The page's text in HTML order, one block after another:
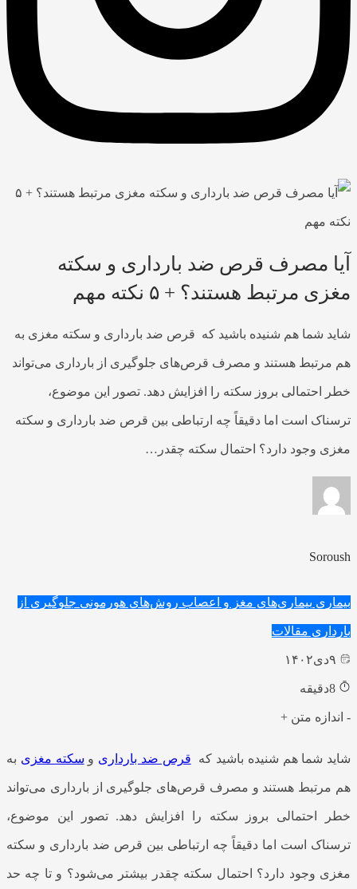
آیا مصرف قرص ضد بارداری و سکته
مغزی مرتبط هستند؟ + ۵ نکته مهم
شاید شما هم شنیده باشید که قرص ضد بارداری و سکته مغزی به
هم مرتبط هستند و مصرف قرص‌های جلوگیری از بارداری می‌تواند
خطر احتمالی بروز سکته را افزایش دهد. تصور این موضوع،
ترسناک است اما دقیقاً چه ارتباطی بین قرص ضد بارداری و سکته
مغزی وجود دارد؟ احتمال سکته چقدر…
Soroush
بیماری بیماری‌های مغز و اعصاب روش‌های هورمونی جلوگیری از
بارداری مقالات
دی۱۴۰۲
دقیقه
- اندازه متن +
شاید شما هم شنیده باشید که قرص ضد بارداری و سکته مغزی به
هم مرتبط هستند و مصرف قرص‌های جلوگیری از بارداری می‌تواند
خطر احتمالی بروز سکته را افزایش دهد. تصور این موضوع،
ترسناک است اما دقیقاً چه ارتباطی بین قرص ضد بارداری و سکته
مغزی وجود دارد؟ احتمال سکته چقدر بیشتر می‌شود؟ و تا چه حد